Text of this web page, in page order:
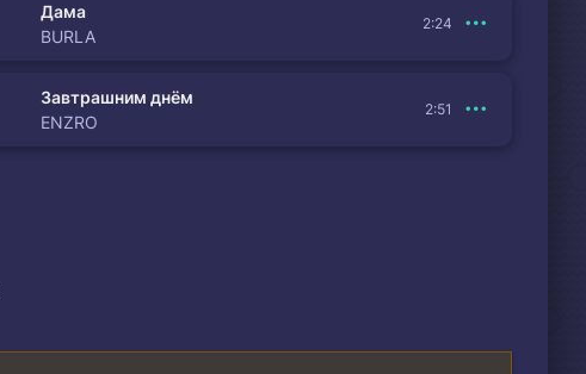
Дама
BURLA
2:24
Завтрашним днём
ENZRO
2:51